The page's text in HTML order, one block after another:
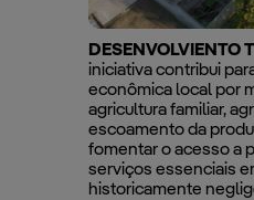
DESENVOLVIENTO
iniciativa contribui
econômica local por
agricultura familiar,
escoamento da
fomentar o acesso a
serviços essenciais
historicamente